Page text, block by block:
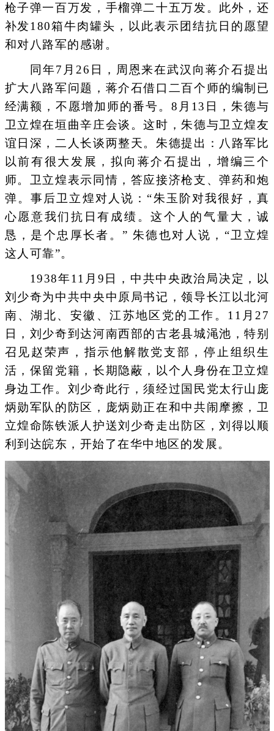
枪子弹一百万发，手榴弹二十五万发。此外，还
补发180箱牛肉罐头，以此表示团结抗日的愿望
和对八路军的感谢。
同年7月26日，周恩来在武汉向蒋介石提出
扩大八路军问题，蒋介石借口二百个师的编制已
经满额，不愿增加师的番号。8月13日，朱德与
卫立煌在垣曲辛庄会谈。这时，朱德与卫立煌友
谊日深，二人长谈两整天。朱德提出：八路军比
以前有很大发展，拟向蒋介石提出，增编三个
师。卫立煌表示同情，答应接济枪支、弹药和炮
弹。事后卫立煌对人说：“朱玉阶对我很好，真
心愿意我们抗日有成绩。这个人的气量大，诚
恳，是个忠厚长者。” 朱德也对人说，“卫立煌
这人可靠”。
1938年11月9日，中共中央政治局决定，以
刘少奇为中共中央中原局书记，领导长江以北河
南、湖北、安徽、江苏地区党的工作。11月27
日，刘少奇到达河南西部的古老县城渑池，特别
召见赵荣声，指示他解散党支部，停止组织生
活，保留党籍，长期隐蔽，以个人身份在卫立煌
身边工作。刘少奇此行，须经过国民党太行山庞
炳勋军队的防区，庞炳勋正在和中共闹摩擦，卫
立煌命陈铁派人护送刘少奇走出防区，刘得以顺
利到达皖东，开始了在华中地区的发展。